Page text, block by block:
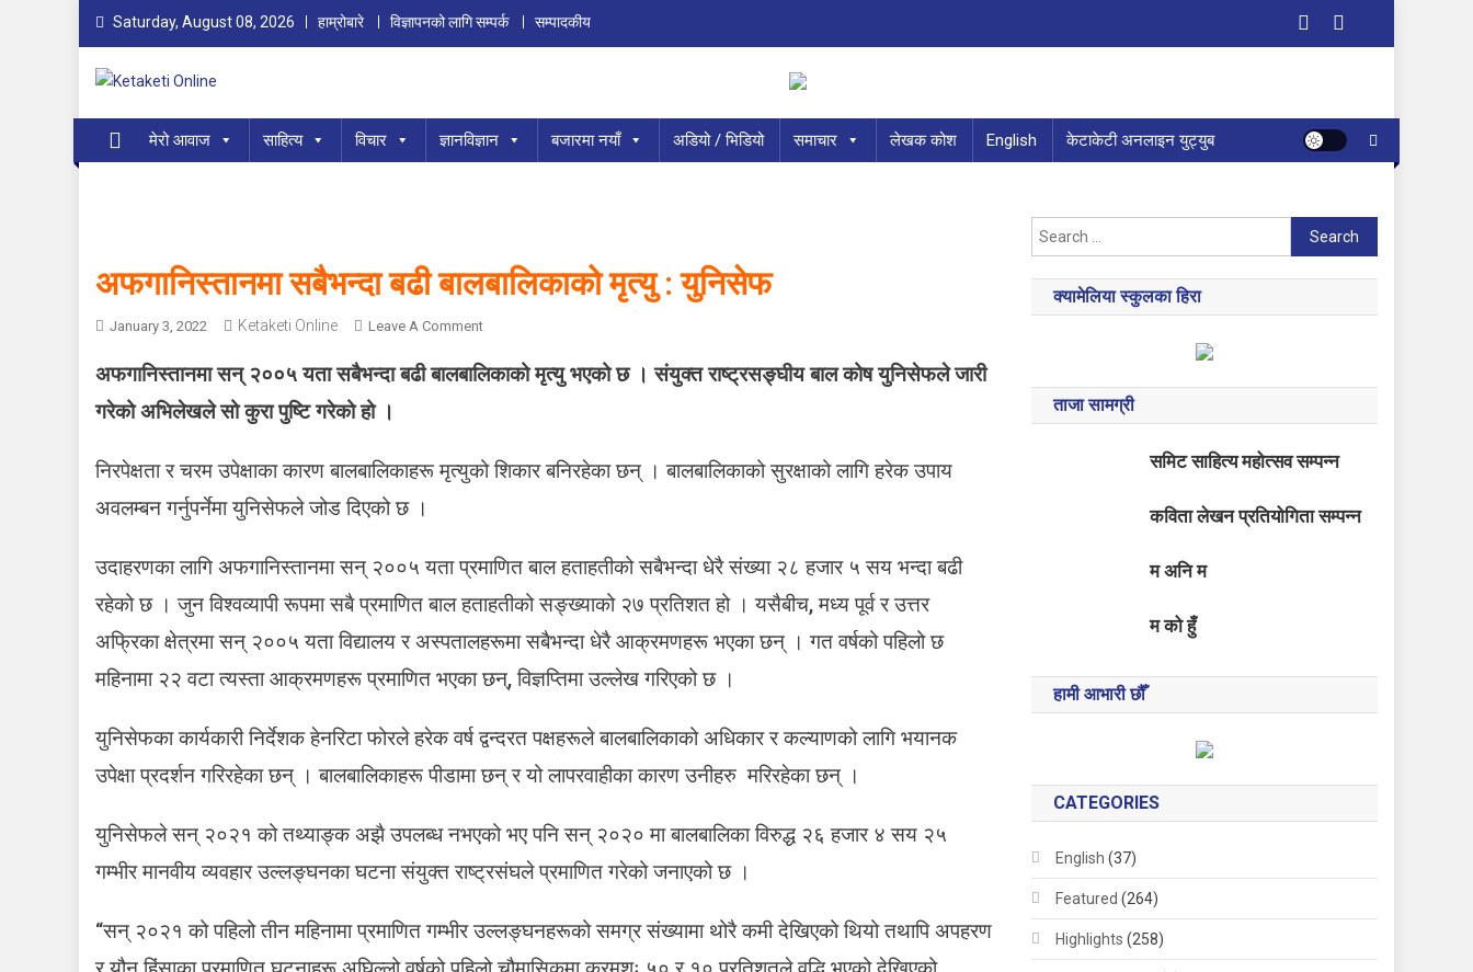
content
Saturday, August 08, 2026 हाम्रोबारे विज्ञापनको लागि सम्पर्क सम्पादकीय
Ketaketi Online
मेरो आवाज साहित्य विचार ज्ञानविज्ञान बजारमा नयाँ अडियो / भिडियो समाचार लेखक कोश English केटाकेटी अनलाइन युट्युब
अफगानिस्तानमा सबैभन्दा बढी बालबालिकाको मृत्यु : युनिसेफ
January 3, 2022 Ketaketi Online Leave A CommentO
अ
स्ता
बै
भ
ब
ढी
ल
बा
लि
को
त्यु
यु
नि
अफगानिस्तानमा सन् २००५ यता सबैभन्दा बढी बालबालिकाको मृत्यु भएको छ । संयुक्त राष्ट्रसङ्घीय बाल कोष युनिसेफले जारी
गरेको अभिलेखले सो कुरा पुष्टि गरेको हो ।
निरपेक्षता र चरम उपेक्षाका कारण बालबालिकाहरू मृत्युको शिकार बनिरहेका छन् । बालबालिकाको सुरक्षाको लागि हरेक उपाय
अवलम्बन गर्नुपर्नेमा युनिसेफले जोड दिएको छ ।
उदाहरणका लागि अफगानिस्तानमा सन् २००५ यता प्रमाणित बाल हताहतीको सबैभन्दा धेरै संख्या २८ हजार ५ सय भन्दा बढी
रहेको छ । जुन विश्वव्यापी रूपमा सबै प्रमाणित बाल हताहतीको सङ्ख्याको २७ प्रतिशत हो । यसैबीच, मध्य पूर्व र उत्तर
अफ्रिका क्षेत्रमा सन् २००५ यता विद्यालय र अस्पतालहरूमा सबैभन्दा धेरै आक्रमणहरू भएका छन् । गत वर्षको पहिलो छ
महिनामा २२ वटा त्यस्ता आक्रमणहरू प्रमाणित भएका छन्, विज्ञप्तिमा उल्लेख गरिएको छ ।
युनिसेफका कार्यकारी निर्देशक हेनरिटा फोरले हरेक वर्ष द्वन्दरत पक्षहरूले बालबालिकाको अधिकार र कल्याणको लागि भयानक
उपेक्षा प्रदर्शन गरिरहेका छन् । बालबालिकाहरू पीडामा छन् र यो लापरवाहीका कारण उनीहरु मरिरहेका छन् ।
युनिसेफले सन् २०२१ को तथ्याङ्क अझै उपलब्ध नभएको भए पनि सन् २०२० मा बालबालिका विरुद्ध २६ हजार ४ सय २५
गम्भीर मानवीय व्यवहार उल्लङ्घनका घटना संयुक्त राष्ट्रसंघले प्रमाणित गरेको जनाएको छ ।
“सन् २०२१ को पहिलो तीन महिनामा प्रमाणित गम्भीर उल्लङ्घनहरूको समग्र संख्यामा थोरै कमी देखिएको थियो तथापि अपहरण
Search
for:
क्यामेलिया स्कुलका हिरा
ताजा सामग्री
समिट साहित्य महोत्सव सम्पन्न
कविता लेखन प्रतियोगिता सम्पन्न
म अनि म
म को हुँ
हामी आभारी छौँ
CATEGORIES
English (37)
Featured (264)
Highlights (258)